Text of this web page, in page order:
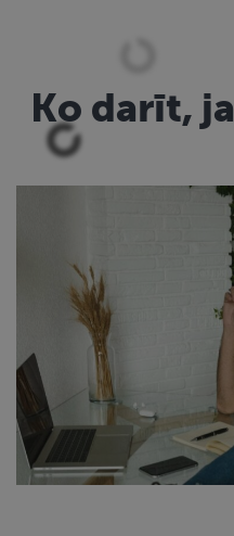
Ko darīt,